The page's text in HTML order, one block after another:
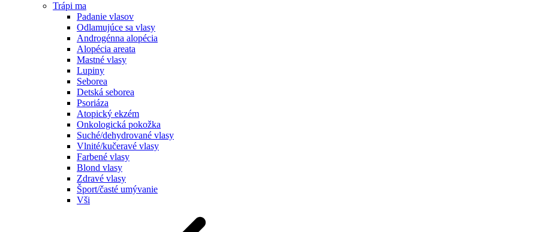
Trápi ma
Padanie vlasov
Odlamujúce sa vlasy
Androgénna alopécia
Alopécia areata
Mastné vlasy
Lupiny
Seborea
Detská seborea
Psoriáza
Atopický ekzém
Onkologická pokožka
Suché/dehydrované vlasy
Vlnité/kučeravé vlasy
Farbené vlasy
Blond vlasy
Zdravé vlasy
Šport/časté umývanie
Vši